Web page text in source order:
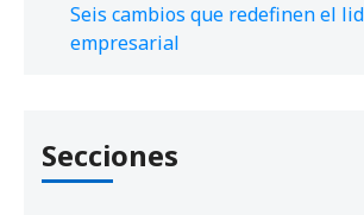
Seis cambios que redefinen el
empresarial
Secciones